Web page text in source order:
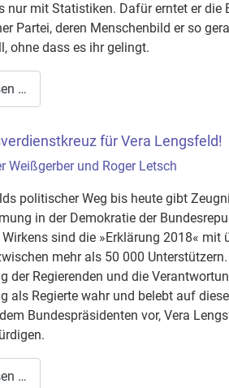
nur mit Statistiken. Dafür erntet er die
Partei, deren Menschenbild er so
ohne dass es ihr gelingt.
…
für Vera Lengsfeld!
Weißgerber und Roger Letsch
politischer Weg bis heute gibt
in der Demokratie der
Wirkens sind die »Erklärung 2018«
mehr als 50 000
der Regierenden und die
als Regierte wahr und belebt auf
Bundespräsidenten vor, Vera
…